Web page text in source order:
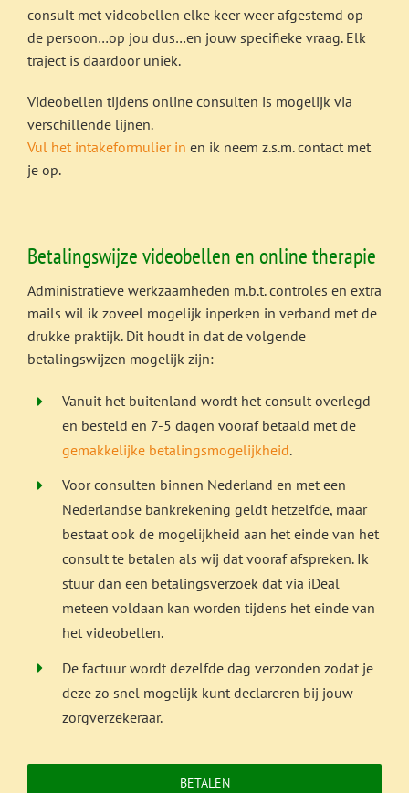
consult met videobellen elke keer weer afgestemd op
de persoon…op jou dus…en jouw specifieke vraag. Elk
traject is daardoor uniek.
Videobellen tijdens online consulten is mogelijk via
verschillende lijnen.
Vul het intakeformulier in en ik neem z.s.m. contact met
je op.
Betalingswijze videobellen en online therapie
Administratieve werkzaamheden m.b.t. controles en extra
mails wil ik zoveel mogelijk inperken in verband met de
drukke praktijk. Dit houdt in dat de volgende
betalingswijzen mogelijk zijn:
Vanuit het buitenland wordt het consult overlegd
en besteld en 7-5 dagen vooraf betaald met de
gemakkelijke betalingsmogelijkheid.
Voor consulten binnen Nederland en met een
Nederlandse bankrekening geldt hetzelfde, maar
bestaat ook de mogelijkheid aan het einde van het
consult te betalen als wij dat vooraf afspreken. Ik
stuur dan een betalingsverzoek dat via iDeal
meteen voldaan kan worden tijdens het einde van
het videobellen.
De factuur wordt dezelfde dag verzonden zodat je
deze zo snel mogelijk kunt declareren bij jouw
zorgverzekeraar.
BETALEN